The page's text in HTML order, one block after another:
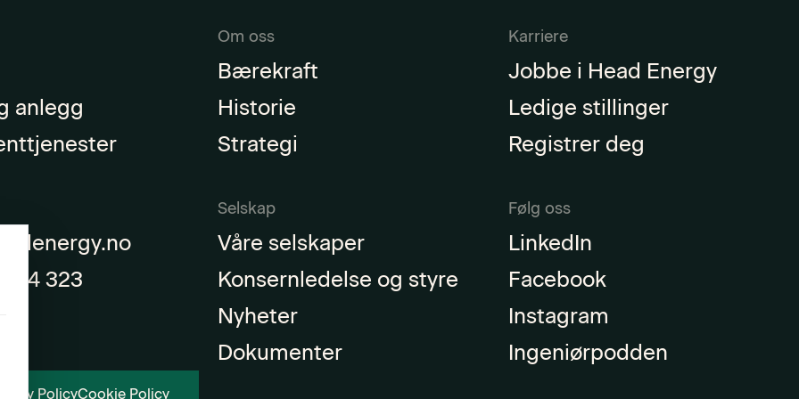
anlegg
Om oss
Bærekraft
Historie
Strategi
Karriere
Jobbe i Head Energy
Ledige stillinger
Registrer deg
04 323
Selskap
Våre selskaper
Konsernledelse og styre
Nyheter
Dokumenter
Følg oss
LinkedIn
Facebook
Instagram
Ingeniørpodden
PolicyCookie Policy